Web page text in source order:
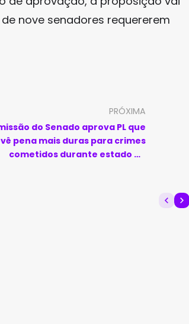
nove senadores requererem
PRÓXIMA
do Senado aprova PL que
pena mais duras para crimes
cometidos durante estado de